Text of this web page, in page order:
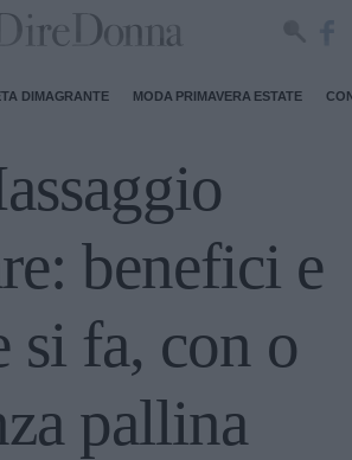
DIMAGRANTE MODA PRIMAVERA ESTATE
benefici e
si fa, con o
pallina